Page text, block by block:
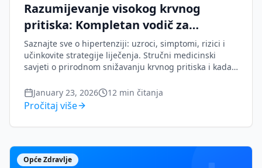
Razumijevanje visokog krvnog
pritiska: Kompletan vodič za
prevenciju i liječenje
Saznajte sve o hipertenziji: uzroci, simptomi, rizici i
učinkovite strategije liječenja. Stručni medicinski
savjeti o prirodnom snižavanju krvnog pritiska i kada
January 23, 2026
12 min čitanja
Pročitaj više
Opće Zdravlje